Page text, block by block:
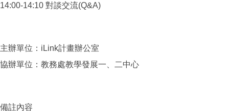
14:00-14:10 對談交流(Q&A)
主辦單位：iLink計畫辦公室
協辦單位：教務處教學發展一、二中心
備註內容